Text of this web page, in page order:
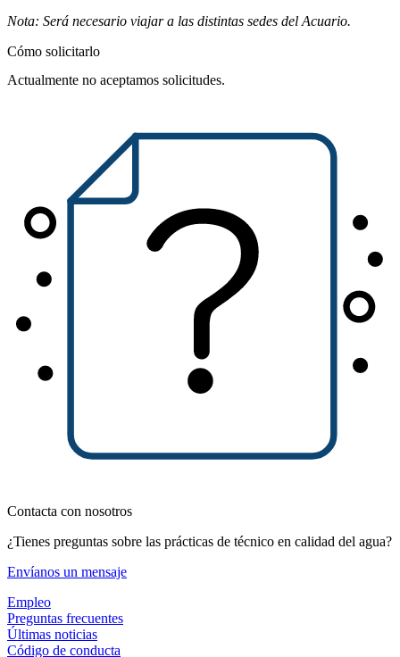
Nota: Será necesario viajar a las distintas sedes del Acuario.
Cómo solicitarlo
Actualmente no aceptamos solicitudes.
Contacta con nosotros
¿Tienes preguntas sobre las prácticas de técnico en calidad del agua?
Envíanos un mensaje
Empleo
Preguntas frecuentes
Últimas noticias
Código de conducta